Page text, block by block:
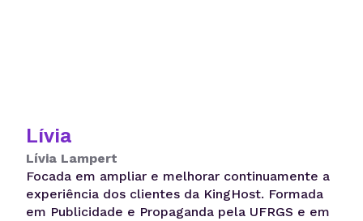
Lívia
Lívia Lampert
Focada em ampliar e melhorar continuamente a
experiência dos clientes da KingHost. Formada
em Publicidade e Propaganda pela UFRGS e em